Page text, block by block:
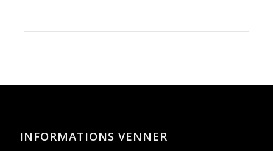
INFORMATIONS VENNER